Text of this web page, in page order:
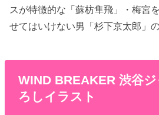
スが特徴的な「蘇枋隼飛」・梅宮
せてはいけない男「杉下京太郎」
WIND BREAKER 渋谷
ろしイラスト